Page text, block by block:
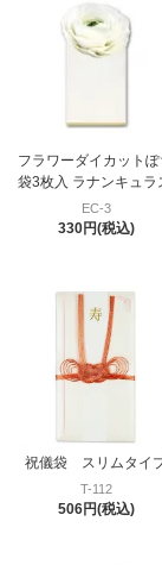
フラワーダイカットぽ
袋3枚入 ラナンキュラ
EC-3
330円(税込)
祝儀袋 スリムタイ
T-112
506円(税込)